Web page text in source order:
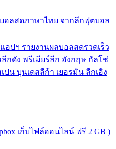
บอลสดภาษาไทย จากลีกฟุตบอล
อปฯ รายงานผลบอลสดรวดเร็ว
กดัง พรีเมียร์ลีก อังกฤษ กัลโช่
ปน บุนเดสลีก้า เยอรมัน ลีกเอิง
เก็บไฟล์ออนไลน์ ฟรี 2 GB )